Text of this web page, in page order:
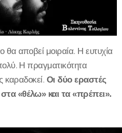
αποβεί μοιραία. Η ευτυχία
Η πραγματικότητα
καραδοκεί. Οι δύο εραστές
«θέλω» και τα «πρέπει».